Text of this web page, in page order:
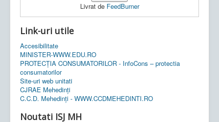
Livrat de FeedBurner
Link-uri utile
Accesibilitate
MINISTER-WWW.EDU.RO
PROTECȚIA CONSUMATORILOR - InfoCons – protectia
consumatorilor
Site-uri web unitati
CJRAE Mehedinți
C.C.D. Mehedinţi - WWW.CCDMEHEDINTI.RO
Noutati ISJ MH